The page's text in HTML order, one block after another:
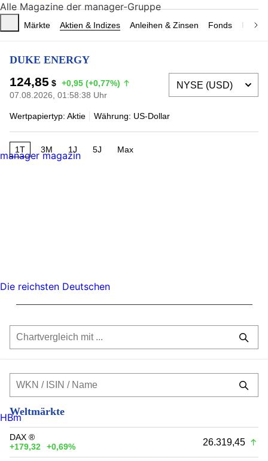
Märkte Aktien & Indizes Anleihen & Zinsen Fonds
DUKE ENERGY
124,85 $ +0,95 (+0,77%)
07.08.2026, 01:58:38 Uhr
Wertpapiertyp: Aktie Währung: US-Dollar
1T 3M 1J 5J Max
Weltmärkte
DAX ®
+179,32
+0,69% 26.319,45
Alle Magazine der manager-Gruppe
manager magazin
Die reichsten Deutschen
HBm